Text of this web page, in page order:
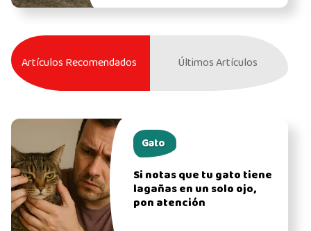
Artículos Recomendados Últimos Artículos
Gato
Si notas que tu gato tiene
lagañas en un solo ojo,
pon atención